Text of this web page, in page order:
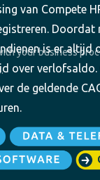
van Compete
Doordat
is er altijd
over verlofsaldo.
de geldende
your business